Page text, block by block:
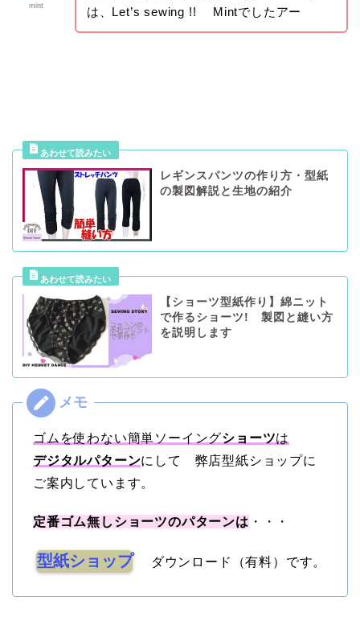
mint
は、Let’s sewing !! Mintでしたアー
レギンスパンツの作り方・型紙
の製図解説と生地の紹介
【ショーツ型紙作り】綿ニット
で作るショーツ! 製図と縫い方
を説明します
ゴムを使わない簡単ソーイングショーツは
デジタルパターンにして 弊店型紙ショップに
ご案内しています。
定番ゴム無しショーツのパターンは ・・・
型紙ショップ ダウンロード（有料）です。